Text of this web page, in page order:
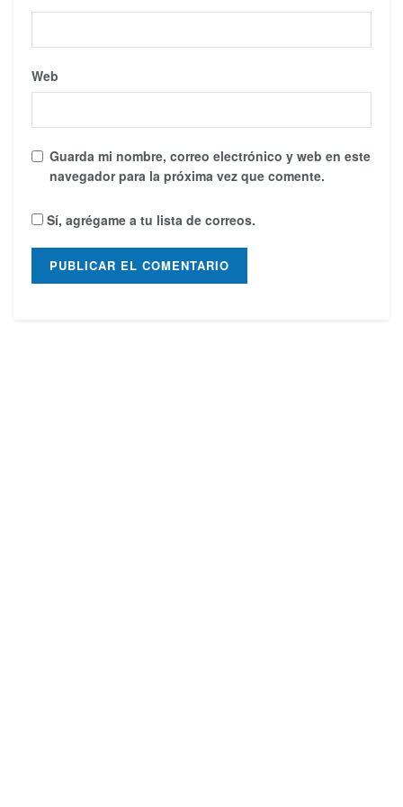
Web
Guarda mi nombre, correo electrónico y web en este
navegador para la próxima vez que comente.
Sí, agrégame a tu lista de correos.